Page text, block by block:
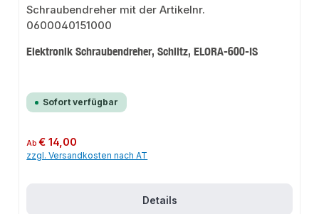
Elektronik Schraubendreher, Schlitz, ELORA-600-IS
Sofort verfügbar
Regulärer Preis:
Ab€ 14,00
zzgl. Versandkosten nach AT
Details